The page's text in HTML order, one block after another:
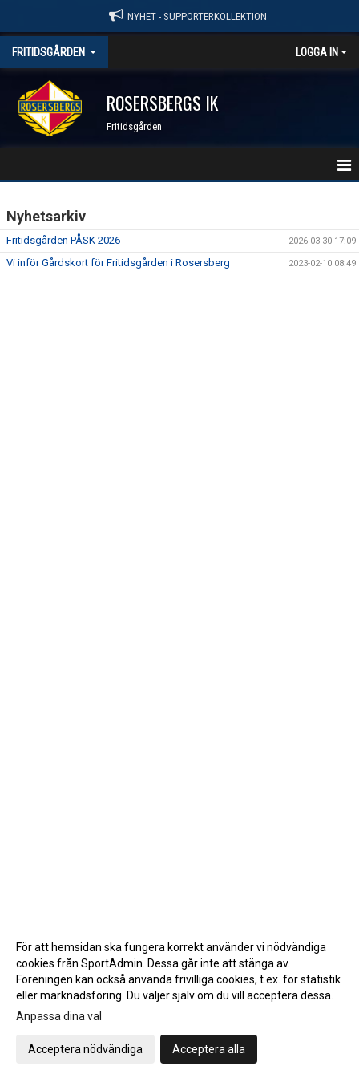
NYHET - SUPPORTERKOLLEKTION
FRITIDSGÅRDEN LOGGA IN
ROSERSBERGS IK
Fritidsgården
DOKUMENT
Nyhetsarkiv
Fritidsgården PÅSK 2026 2026-03-30 17:09
Vi inför Gårdskort för Fritidsgården i Rosersberg 2023-02-10 08:49
Gå till Webbversion
För att hemsidan ska fungera korrekt använder vi nödvändiga
cookies från SportAdmin. Dessa går inte att stänga av.
Föreningen kan också använda frivilliga cookies, t.ex. för statistik
eller marknadsföring. Du väljer själv om du vill acceptera dessa.
Anpassa dina val
Acceptera nödvändiga Acceptera alla